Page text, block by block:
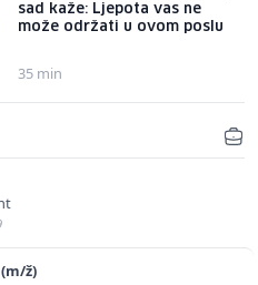
sad kaže: Ljepota vas ne
može održati u ovom poslu
35 min
ž)